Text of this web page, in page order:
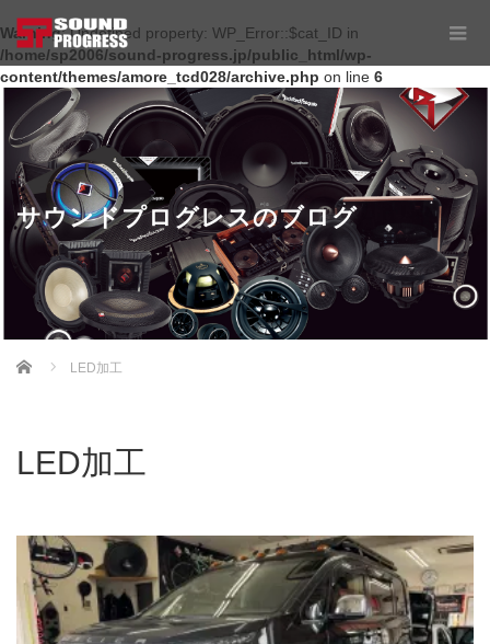
Warning: Undefined property: WP_Error::$cat_ID in
/home/sp2006/sound-progress.jp/public_html/wp-
content/themes/amore_tcd028/archive.php on line 6
サウンドプログレスのブログ
Home LED加工
LED加工